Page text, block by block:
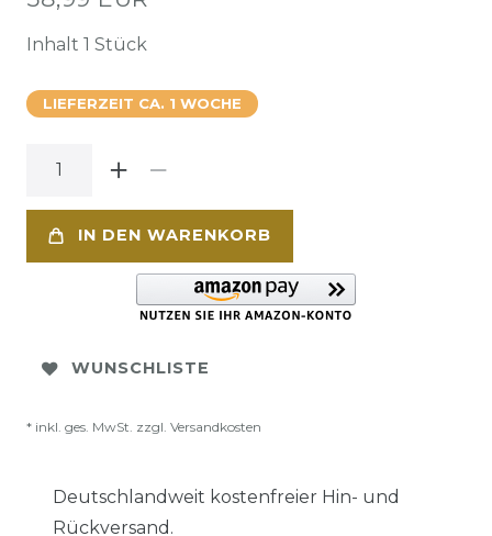
Inhalt 1 Stück
LIEFERZEIT CA. 1 WOCHE
IN DEN WARENKORB
WUNSCHLISTE
* inkl. ges. MwSt. zzgl. Versandkosten
Deutschlandweit kostenfreier Hin- und
Rückversand.